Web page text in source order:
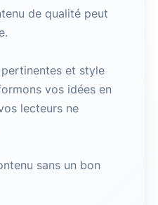
de qualité peut
et style
vos idées en
lecteurs ne
sans un bon